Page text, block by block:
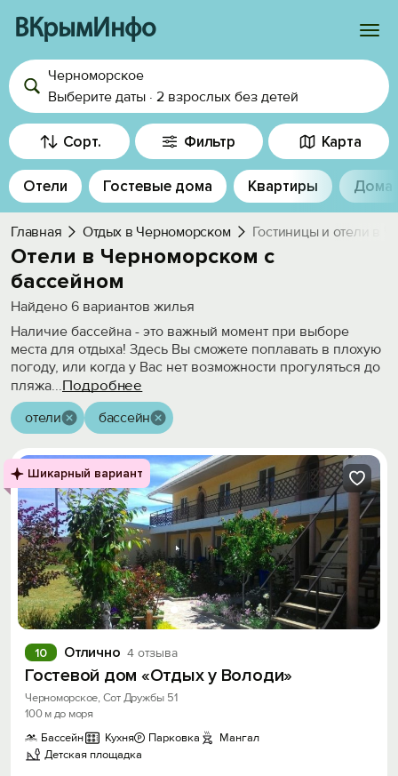
ВКрымИнфо
Войти
Избранное
История просмотра
Добавить свой объект
Черноморское
Выберите даты · 2 взрослых без детей
Сорт. Фильтр Карта
Отели Гостевые дома Квартиры Дома
Главная Отдых в Черноморском Гостиницы и отели в
Отели в Черноморском с
бассейном
Найдено 6 вариантов жилья
Наличие бассейна - это важный момент при выборе
места для отдыха! Здесь Вы сможете поплавать в плохую
погоду, или когда у Вас нет возможности прогуляться до
пляжа...Подробнее
отели бассейн
Шикарный вариант
Отлично 4 отзыва
10
Гостевой дом «Отдых у Володи»
Черноморское, Сот Дружбы 51
100 м до моря
Бассейн
Кухня Парковка
Мангал
Детская площадка